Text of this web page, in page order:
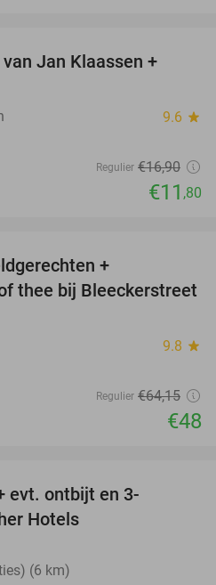
Jan Klaassen +
9.6 star
Regulier €16,90
€11 ,80
+
thee bij Bleeckerstreet
9.8 star
Regulier €64,15
€48
evt. ontbijt en 3-
Hotels
(6 km)